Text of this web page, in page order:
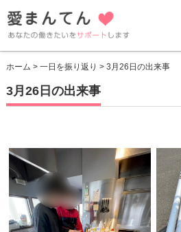
ホーム > 一日を振り返り > 3月26日の出来事
3月26日の出来事